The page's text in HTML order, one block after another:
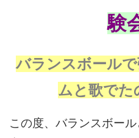
験
バランスボールで
ムと歌でた
この度、バランスボー